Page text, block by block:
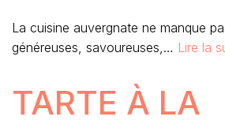
La cuisine auvergnate ne manque
généreuses, savoureuses,… Lire la
TARTE À LA